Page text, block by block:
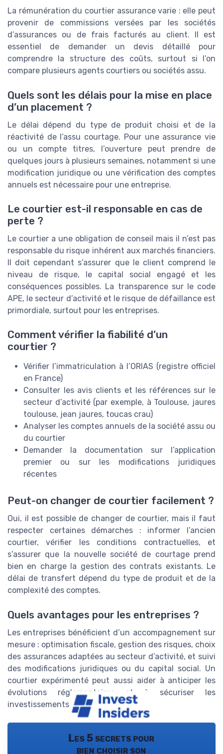
La rémunération du courtier assurance varie : elle peut
provenir de commissions versées par les sociétés
d’assurances ou de frais facturés au client. Il est
essentiel de demander un devis détaillé pour
comprendre la structure des coûts, surtout si l’on
compare plusieurs agents courtiers ou sociétés assu.
Quels sont les délais pour la mise en place
d’un placement ?
Le délai dépend du type de produit choisi et de la
réactivité de l’assu courtage. Pour une assurance vie
ou un compte titres, l’ouverture peut prendre de
quelques jours à plusieurs semaines, notamment si une
modification juridique ou une vérification des comptes
annuels est nécessaire pour une entreprise.
Le courtier est-il responsable en cas de
perte ?
Le courtier a une obligation de conseil mais il n’est pas
responsable du risque inhérent aux marchés financiers.
Il doit cependant s’assurer que le client comprend le
niveau de risque, le capital social engagé et les
conséquences possibles. La transparence sur le code
APE, le secteur d’activité et le risque de défaillance est
primordiale, surtout pour les entreprises.
Comment vérifier la fiabilité d’un
courtier ?
Vérifier l’immatriculation à l’ORIAS (registre officiel
en France)
Consulter les avis clients et les références sur le
secteur d’activité (par exemple, à Toulouse, jaures
toulouse, jean jaures, toucas crau)
Analyser les comptes annuels de la société assu ou
du courtier
Demander la documentation sur l’application
premier ou sur les modifications juridiques
récentes
Peut-on changer de courtier facilement ?
Oui, il est possible de changer de courtier, mais il faut
respecter certaines démarches : informer l’ancien
courtier, vérifier les conditions contractuelles, et
s’assurer que la nouvelle société de courtage prend
bien en charge la gestion des contrats existants. Le
délai de transfert dépend du type de produit et de la
complexité des comptes.
Quels avantages pour les entreprises ?
Les entreprises bénéficient d’un accompagnement sur
mesure : optimisation fiscale, gestion des risques, choix
des assurances adaptées au secteur d’activité, et suivi
des modifications juridiques ou du capital social. Un
courtier expérimenté peut aussi aider à anticiper les
évolutions réglementaires et à sécuriser les
investissements annuels.
Les 5 secrets pour
bien choisir son